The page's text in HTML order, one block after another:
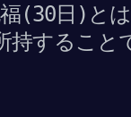
(30日)と
持すること